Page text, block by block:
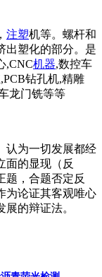
注塑机等。螺杆和
出塑化的部分。是
,CNC机器,数控车
钻孔机,精雕
龙门铣等等
认为一切发展都经
面的显现（反
题，合题否定反
为论证其客观唯心
展的辩证法。